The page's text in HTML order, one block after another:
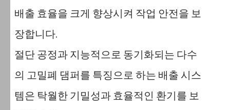
배출 효율을 크게 향상시켜 작업 안전을 보
장합니다.
절단 공정과 지능적으로 동기화되는 다수
의 고밀폐 댐퍼를 ​​특징으로 하는 배출 시스
템은 탁월한 기밀성과 효율적인 환기를 보